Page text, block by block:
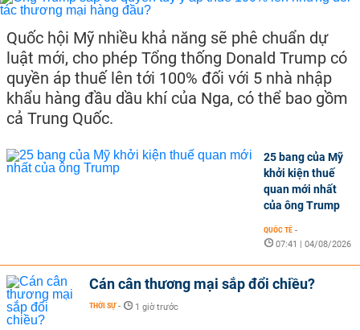
Quốc hội Mỹ nhiều khả năng sẽ phê chuẩn dự
luật mới, cho phép Tổng thống Donald Trump có
quyền áp thuế lên tới 100% đối với 5 nhà nhập
khẩu hàng đầu dầu khí của Nga, có thể bao gồm
cả Trung Quốc.
25 bang của Mỹ
khởi kiện thuế
quan mới nhất
của ông Trump
QUỐC TẾ -
07:41 | 04/08/2026
Cán cân thương mại sắp đổi chiều?
THỜI SỰ - 1 giờ trước